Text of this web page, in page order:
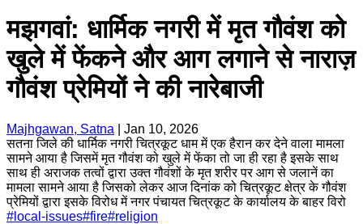
मझगवां: धार्मिक नगरी में मृत गौवंश को
खुले में फेंकने और आग लगाने से नाराज़
गौवंश प्रेमियों ने की नारेबाजी
Majhgawan, Satna
Jan 10, 2026
सतना जिले की धार्मिक नगरी चित्रकूट धाम में एक हैरान कर देने वाला मामला
सामने आया है जिसमें मृत गौवंश को खुले में फेंका तो जा ही रहा है इसके साथ
साथ ही अराजक तत्वों द्वारा उक्त गौवंशों के मृत शरीर पर आग से जलानें का
मामला सामने आया है जिसको लेकर आज दिनांक को चित्रकूट क्षेत्र के गौवंश
प्रेमियों द्वारा इसके विरोध में नगर पंचायत चित्रकूट के कार्यालय के बाहर विरो
# local-issues#fire#religion